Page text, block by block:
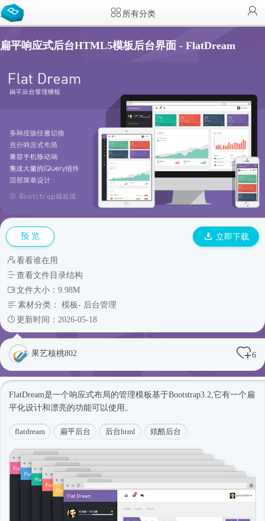
所有分类
扁平响应式后台HTML5模板后台界面 - FlatDream
预 览 立即下载
看看谁在用
查看文件目录结构
文件大小：9.98M
素材分类： 模板- 后台管理
更新时间：2026-05-18
果艺核桃802 6
FlatDream是一个响应式布局的管理模板基于Bootstrap3.2,它有一个扁
平化设计和漂亮的功能可以使用。
flatdream 扁平后台 后台html 炫酷后台